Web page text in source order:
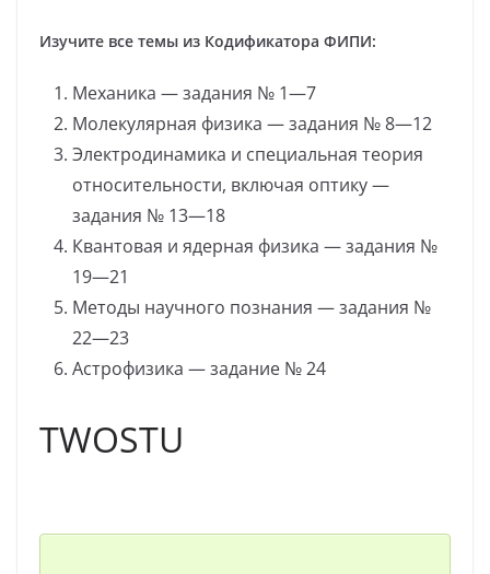
Изучите все темы из Кодификатора ФИПИ:
Механика — задания № 1—7
Молекулярная физика — задания № 8—12
Электродинамика и специальная теория
относительности, включая оптику —
задания № 13—18
Квантовая и ядерная физика — задания №
19—21
Методы научного познания — задания №
22—23
Астрофизика — задание № 24
TWOSTU